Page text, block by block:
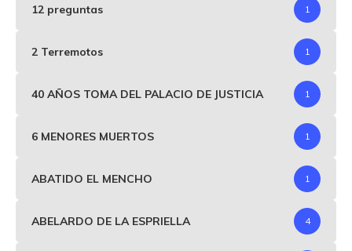
12 preguntas 1
2 Terremotos 1
40 AÑOS TOMA DEL PALACIO DE JUSTICIA 1
6 MENORES MUERTOS 1
ABATIDO EL MENCHO 1
ABELARDO DE LA ESPRIELLA 4